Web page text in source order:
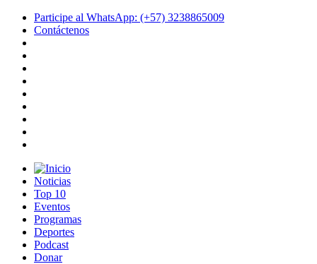
Participe al WhatsApp: (+57) 3238865009
Contáctenos
Noticias
Top 10
Eventos
Programas
Deportes
Podcast
Donar